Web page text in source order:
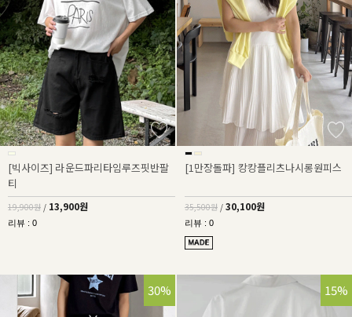
[빅사이즈] 라운드파리타임루즈핏반팔
티
19,900원 / 13,900원
리뷰 : 0
[1만장돌파] 캉캉플리츠나시롱원피스
35,500원 / 30,100원
리뷰 : 0
30% 15%